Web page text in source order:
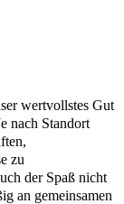
wertvollstes Gut
nach Standort
zu
der Spaß nicht
an gemeinsamen